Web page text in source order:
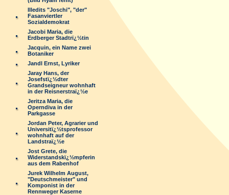
Illedits "Joschi", "der"
Fasanviertler
Sozialdemokrat
Jacobi Maria, die
Erdberger Stadtrï¿½tin
Jacquin, ein Name zwei
Botaniker
Jandl Ernst, Lyriker
Jaray Hans, der
Josefstï¿½dter
Grandseigneur wohnhaft
in der Reisnerstraï¿½e
Jeritza Maria, die
Operndiva in der
Parkgasse
Jordan Peter, Agrarier und
Universitï¿½tsprofessor
wohnhaft auf der
Landstraï¿½e
Jost Grete, die
Widerstandskï¿½mpferin
aus dem Rabenhof
Jurek Wilhelm August,
"Deutschmeister" und
Komponist in der
Rennweger Kaserne